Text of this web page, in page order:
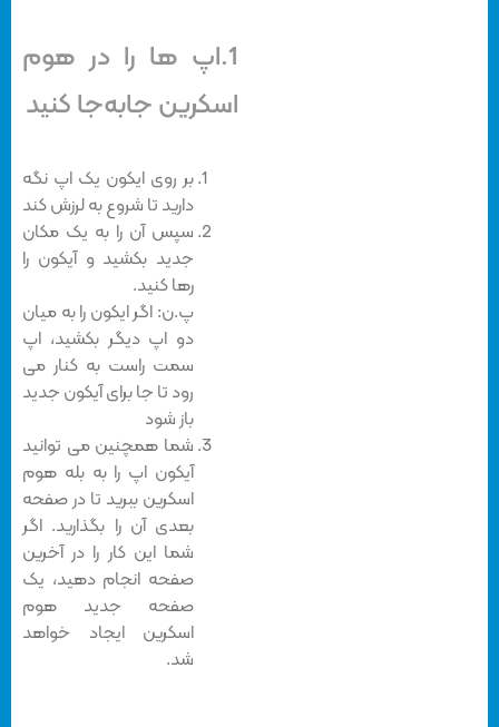
1.اپ ها را در هوم
اسکرین جابه‎‌جا کنید
بر روی ایکون یک اپ نگه
دارید تا شروع به لرزش کند
سپس آن را به یک مکان
جدید بکشید و آیکون را
رها کنید.
پ.ن: اگر ایکون را به میان
دو اپ دیگر بکشید، اپ
سمت راست به کنار می
رود تا جا برای آیکون جدید
باز شود
شما همچنین می توانید
آیکون اپ را به بله هوم
اسکرین ببرید تا در صفحه
بعدی آن را بگذارید. اگر
شما این کار را در آخرین
صفحه انجام دهید، یک
صفحه جدید هوم
اسکرین ایجاد خواهد